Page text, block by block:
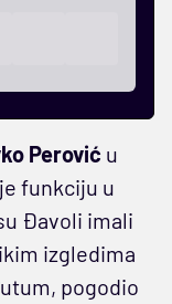
Perović u
funkciju u
Đavoli imali
izgledima
pogodio